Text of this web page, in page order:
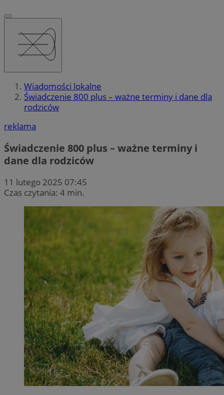
Wiadomości lokalne
Świadczenie 800 plus – ważne terminy i dane dla
rodziców
reklama
Świadczenie 800 plus – ważne terminy i
dane dla rodziców
11 lutego 2025 07:45
Czas czytania: 4 min.